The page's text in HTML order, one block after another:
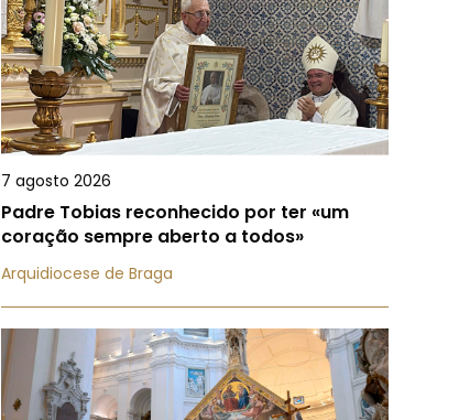
7 agosto 2026
Padre Tobias reconhecido por ter «um
coração sempre aberto a todos»
Arquidiocese de Braga